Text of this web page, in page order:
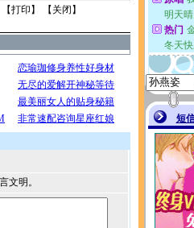
打印 】 【 关闭 】
文明。